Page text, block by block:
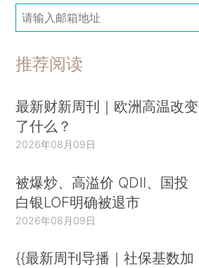
推荐阅读
最新财新周刊｜欧洲高温改变
了什么？
2026年08月09日
被爆炒、高溢价 QDII、国投
白银LOF明确被退市
2026年08月09日
{{最新周刊导播｜社保基数加